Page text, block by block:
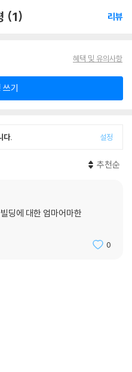
(1) 리뷰
혜택 및 유의사항
쓰기
다. 설정
추천순
딩에 대한 엄마어마한
0